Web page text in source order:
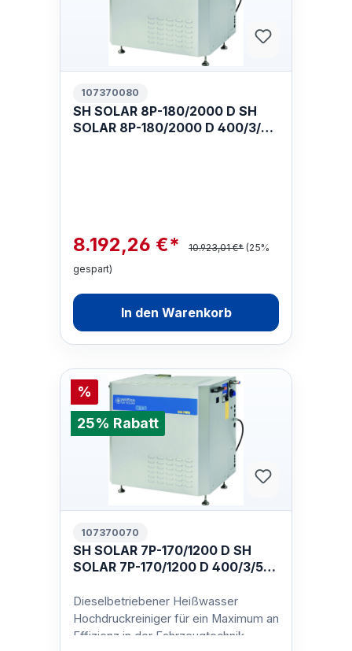
107370080
SH SOLAR 8P-180/2000 D SH
SOLAR 8P-180/2000 D 400/3/50
8.192,26 €* 10.923,01 €* (25%
gespart)
In den Warenkorb
%
25% Rabatt
107370070
SH SOLAR 7P-170/1200 D SH
SOLAR 7P-170/1200 D 400/3/50
Dieselbetriebener Heißwasser
Hochdruckreiniger für ein Maximum an
Effizienz in der Fahrzeugtechnik,